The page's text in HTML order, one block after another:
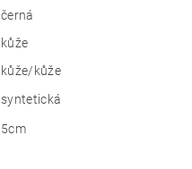
černá
kůže
kůže/kůže
syntetická
5cm